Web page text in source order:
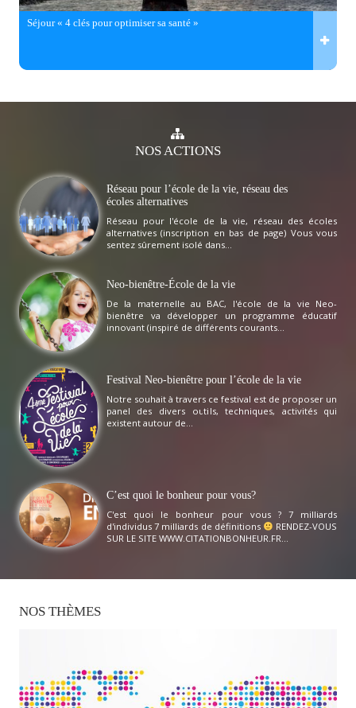
Séjour « 4 clés pour optimiser sa santé »
NOSACTIONS
Réseau pour l’école de la vie, réseau des
écoles alternatives
Réseau pour l'école de la vie, réseau des écoles
alternatives (inscription en bas de page) Vous vous
sentez sûrement isolé dans...
Neo-bienêtre-École de la vie
De la maternelle au BAC, l'école de la vie Neo-
bienêtre va développer un programme éducatif
innovant (inspiré de différents courants...
Festival Neo-bienêtre pour l’école de la vie
Notre souhait à travers ce festival est de proposer un
panel des divers outils, techniques, activités qui
existent autour de...
C’est quoi le bonheur pour vous?
C'est quoi le bonheur pour vous ? 7 milliards
d'individus 7 milliards de définitions
RENDEZ-VOUS
SUR LE SITE WWW.CITATIONBONHEUR.FR...
NOS THÈMES